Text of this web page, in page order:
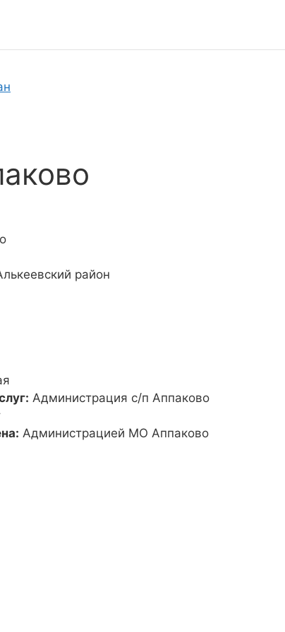
район
Администрация с/п Аппаково
Администрацией МО Аппаково